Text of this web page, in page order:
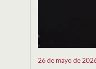
26 de mayo de